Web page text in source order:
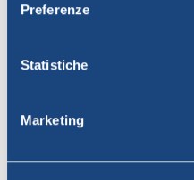
Preferenze
Statistiche
Marketing
Posso